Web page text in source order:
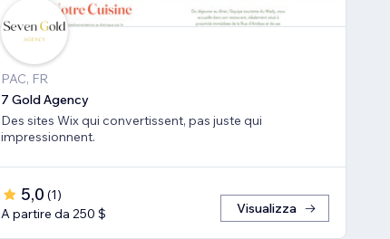
PAC, FR
7 Gold Agency
Des sites Wix qui convertissent, pas juste qui
impressionnent.
5,0 (1)
A partire da 250 $
Visualizza